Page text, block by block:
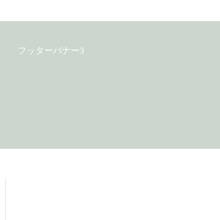
フッターバナー3